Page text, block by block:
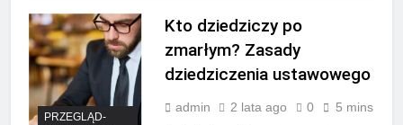
PRZEGLĄD-
Kto dziedziczy po
zmarłym? Zasady
dziedziczenia ustawowego
admin 2 lata ago 0 5 mins